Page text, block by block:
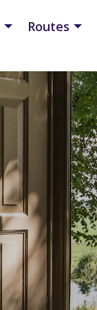
Routes